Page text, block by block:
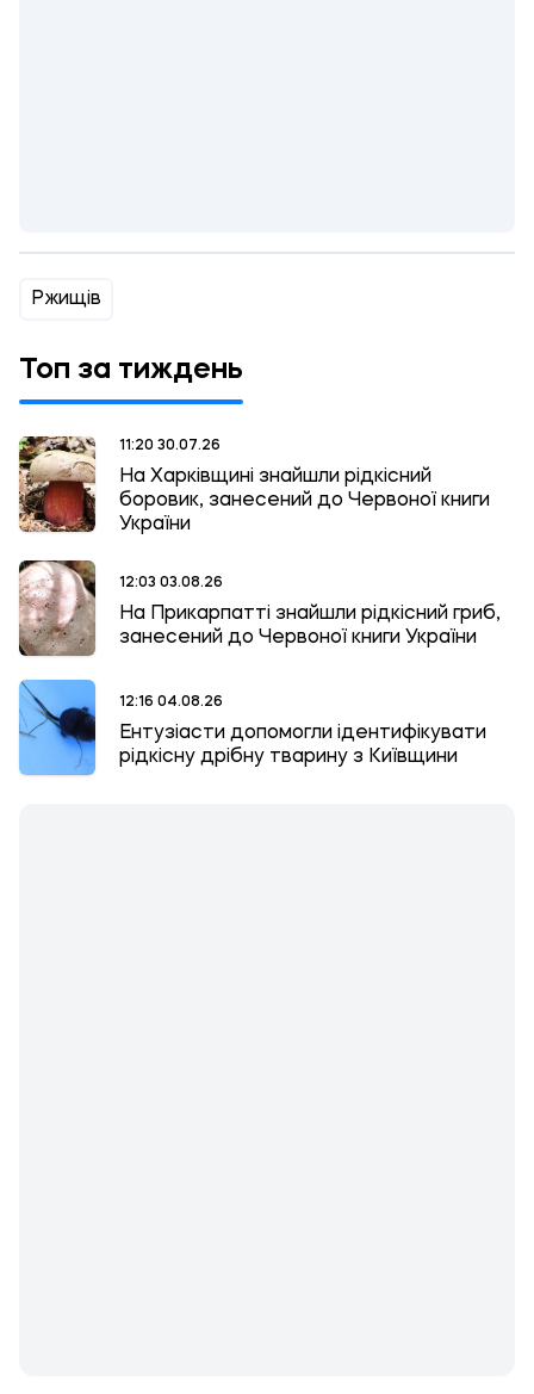
Ржищів
Топ за тиждень
11:20 30.07.26
На Харківщині знайшли рідкісний
боровик, занесений до Червоної книги
України
12:03 03.08.26
На Прикарпатті знайшли рідкісний гриб,
занесений до Червоної книги України
12:16 04.08.26
Ентузіасти допомогли ідентифікувати
рідкісну дрібну тварину з Київщини